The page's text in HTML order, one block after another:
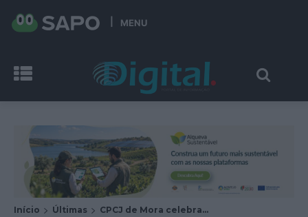
MENU
Início Últimas CPCJ de Mora celebra...